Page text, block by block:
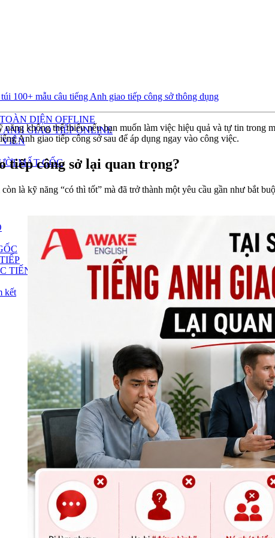
DIỆN OFFLINE
GIAO TIẾP ONLINE
VIÊN
MẤT GỐC
TIẾNG ANH
kết
100+ mẫu câu tiếng Anh giao tiếp công sở thông dụng
năng không thể thiếu nếu bạn muốn làm việc hiệu quả và tự tin trong
Anh giao tiếp công sở sau để áp dụng ngay vào công việc.
tiếp công sở lại quan trọng?
là kỹ năng “có thì tốt” mà đã trở thành một yêu cầu gần như bắt